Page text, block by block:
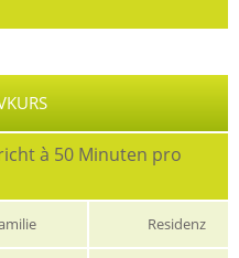
à 50 Minuten pro
Residenz